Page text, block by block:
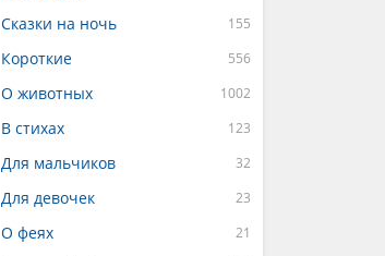
Сказки на ночь
Короткие
О животных
В стихах
Для мальчиков
Для девочек
О феях